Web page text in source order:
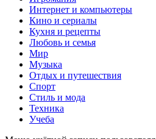
Интернет и компьютеры
Кино и сериалы
Кухня и рецепты
Любовь и семья
Мир
Музыка
Отдых и путешествия
Спорт
Стиль и мода
Техника
Учеба